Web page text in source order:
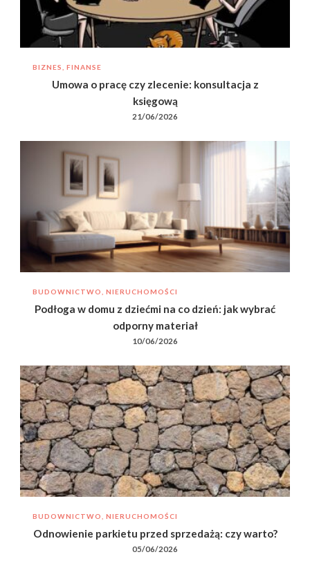
BIZNES, FINANSE
Umowa o pracę czy zlecenie: konsultacja z
księgową
21/06/2026
BUDOWNICTWO, NIERUCHOMOŚCI
Podłoga w domu z dziećmi na co dzień: jak wybrać
odporny materiał
10/06/2026
BUDOWNICTWO, NIERUCHOMOŚCI
Odnowienie parkietu przed sprzedażą: czy warto?
05/06/2026